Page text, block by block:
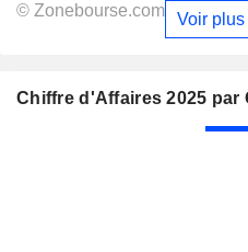
© Zonebourse.com Voir plus
Chiffre d'Affaires 2025 par